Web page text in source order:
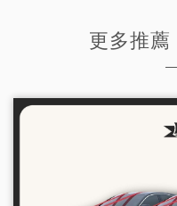
更多推薦